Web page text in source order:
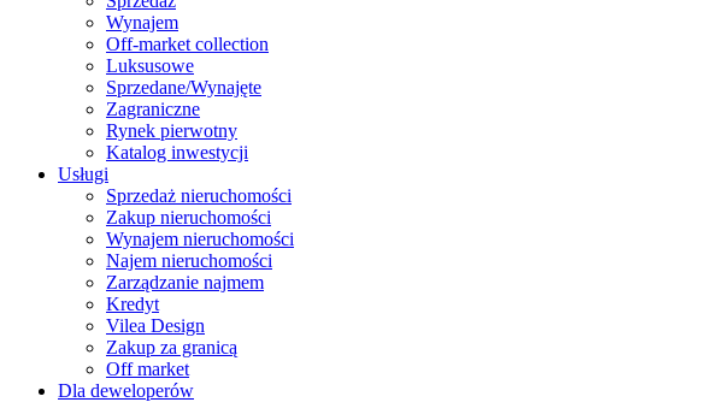
Wynajem
Off-market collection
Luksusowe
Sprzedane/Wynajęte
Zagraniczne
Rynek pierwotny
Katalog inwestycji
Usługi
Sprzedaż nieruchomości
Zakup nieruchomości
Wynajem nieruchomości
Najem nieruchomości
Zarządzanie najmem
Kredyt
Vilea Design
Zakup za granicą
Off market
Dla deweloperów